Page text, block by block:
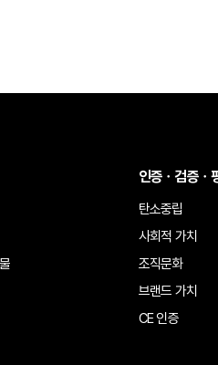
인증ㆍ검증ㆍ
탄소중립
사회적 가치
조직문화
브랜드 가치
CE 인증